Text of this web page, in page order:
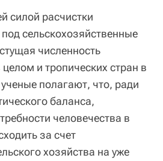
силой расчистки
сельскохозяйственные
численность
и тропических стран в
полагают, что, ради
баланса,
человечества в
за счет
хозяйства на уже